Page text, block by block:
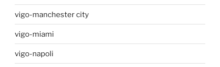
vigo-manchester city
vigo-miami
vigo-napoli